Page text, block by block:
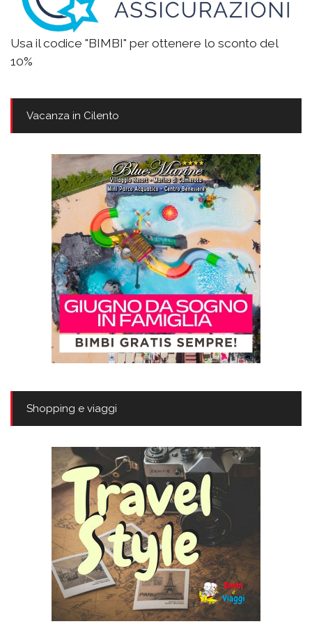
Usa il codice "BIMBI" per ottenere lo sconto del
10%
Vacanza in Cilento
Shopping e viaggi